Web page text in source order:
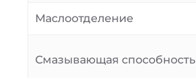
Маслоотделение
Смазывающая способность